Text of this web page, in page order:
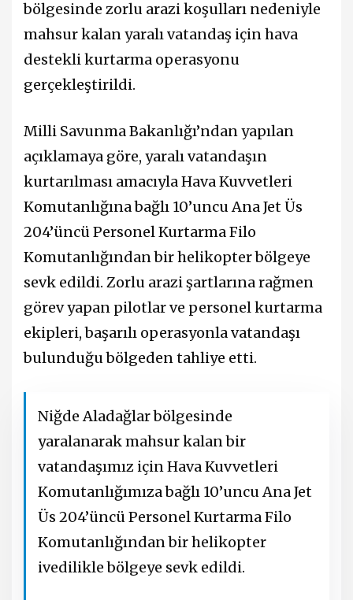
bölgesinde zorlu arazi koşulları nedeniyle
mahsur kalan yaralı vatandaş için hava
destekli kurtarma operasyonu
gerçekleştirildi.
Milli Savunma Bakanlığı’ndan yapılan
açıklamaya göre, yaralı vatandaşın
kurtarılması amacıyla Hava Kuvvetleri
Komutanlığına bağlı 10’uncu Ana Jet Üs
204’üncü Personel Kurtarma Filo
Komutanlığından bir helikopter bölgeye
sevk edildi. Zorlu arazi şartlarına rağmen
görev yapan pilotlar ve personel kurtarma
ekipleri, başarılı operasyonla vatandaşı
bulunduğu bölgeden tahliye etti.
Niğde Aladağlar bölgesinde
yaralanarak mahsur kalan bir
vatandaşımız için Hava Kuvvetleri
Komutanlığımıza bağlı 10’uncu Ana Jet
Üs 204’üncü Personel Kurtarma Filo
Komutanlığından bir helikopter
ivedilikle bölgeye sevk edildi.